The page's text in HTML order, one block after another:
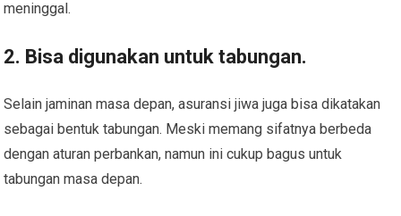
meninggal.
2. Bisa digunakan untuk tabungan.
Selain jaminan masa depan, asuransi jiwa juga bisa dikatakan
sebagai bentuk tabungan. Meski memang sifatnya berbeda
dengan aturan perbankan, namun ini cukup bagus untuk
tabungan masa depan.